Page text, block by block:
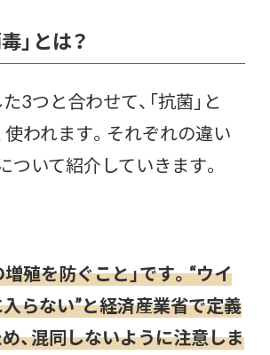
」とは？
3つと合わせて、「抗菌」と
使われます。それぞれの違い
ついて紹介していきます。
増殖を防ぐこと」です。“ウイ
らない”と経済産業省で定義
、混同しないように注意しま